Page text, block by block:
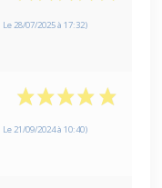
28/07/2025 à 17:32)
21/09/2024 à 10:40)